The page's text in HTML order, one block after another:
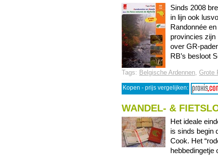
Sinds 2008
in lijn ook
Randonnée
provincies zijn
over GR-
RB’s besloot
Tags: Belgische Ardennen, Grote
Kopen - prijs vergelijken:
WANDEL- &
Het ideale
is sinds begin
Cook. Het
hebbedingetje